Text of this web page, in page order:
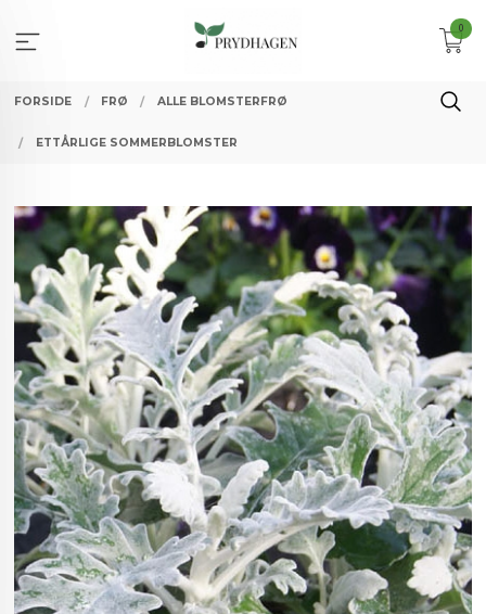
innholdet
0
FORSIDE FRØ ALLE BLOMSTERFRØ
ETTÅRLIGE SOMMERBLOMSTER